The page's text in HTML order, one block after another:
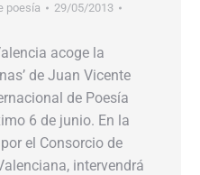
poesía
29/05/2013
acoge la
de Juan Vicente
de Poesía
6 de junio. En la
el Consorcio de
intervendrá